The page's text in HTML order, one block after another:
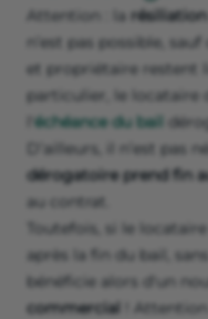
Attention : la
n’est pas possible,
et propriétaire restent
particulier, le locataire
échéance du bail
D’ailleurs, il n’est pas
dérogatoire prend fin
au contrat.
Toutefois, si le
après la fin du bail,
bénéficie alors d'un
commercial !